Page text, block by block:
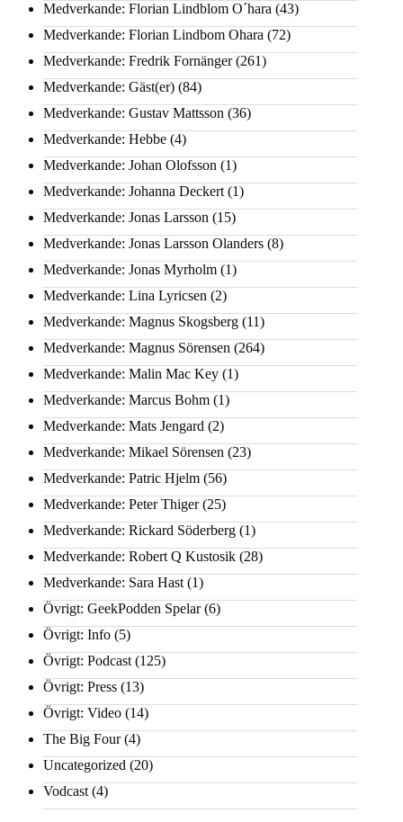
Medverkande: Florian Lindblom O´hara (43)
Medverkande: Florian Lindbom Ohara (72)
Medverkande: Fredrik Fornänger(261)
Medverkande: Gäst(er) (84)
Medverkande: Gustav Mattsson (36)
Medverkande: Hebbe (4)
Medverkande: Johan Olofsson (1)
Medverkande: Johanna Deckert (1)
Medverkande: Jonas Larsson (15)
Medverkande: Jonas Larsson Olanders (8)
Medverkande: Jonas Myrholm (1)
Medverkande: Lina Lyricsen (2)
Medverkande: Magnus Skogsberg (11)
Medverkande: Magnus Sörensen (264)
Medverkande: Malin Mac Key (1)
Medverkande: Marcus Bohm (1)
Medverkande: Mats Jengard (2)
Medverkande: Mikael Sörensen (23)
Medverkande: Patric Hjelm (56)
Medverkande: Peter Thiger(25)
Medverkande: Rickard Söderberg (1)
Medverkande: Robert Q Kustosik (28)
Medverkande: Sara Hast (1)
Övrigt: GeekPodden Spelar(6)
Övrigt: Info (5)
Övrigt: Podcast (125)
Övrigt: Press (13)
Övrigt: Video (14)
The Big Four(4)
Uncategorized (20)
Vodcast (4)